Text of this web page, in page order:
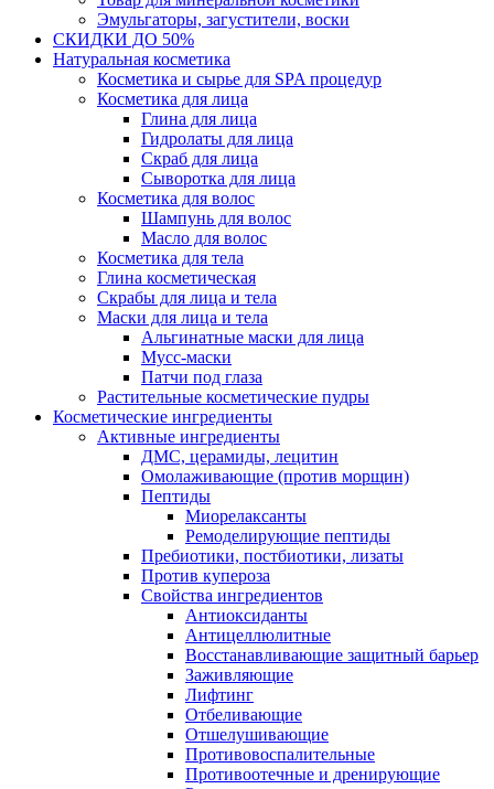
Эмульгаторы, загустители, воски
СКИДКИ ДО 50%
Натуральная косметика
Косметика и сырье для SPA процедур
Косметика для лица
Глина для лица
Гидролаты для лица
Скраб для лица
Сыворотка для лица
Косметика для волос
Шампунь для волос
Масло для волос
Косметика для тела
Глина косметическая
Скрабы для лица и тела
Маски для лица и тела
Альгинатные маски для лица
Мусс-маски
Патчи под глаза
Растительные косметические пудры
Косметические ингредиенты
Активные ингредиенты
ДМС, церамиды, лецитин
Омолаживающие (против морщин)
Пептиды
Миорелаксанты
Ремоделирующие пептиды
Пребиотики, постбиотики, лизаты
Против купероза
Свойства ингредиентов
Антиоксиданты
Антицеллюлитные
Восстанавливающие защитный барьер
Заживляющие
Лифтинг
Отбеливающие
Отшелушивающие
Противовоспалительные
Противоотечные и дренирующие